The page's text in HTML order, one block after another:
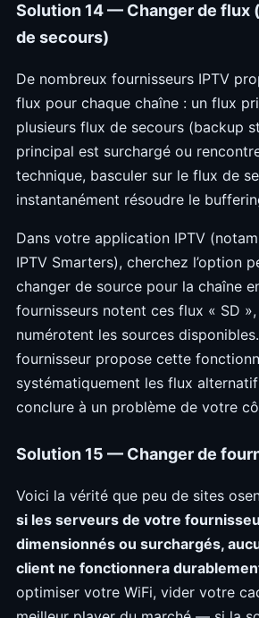
Solution 14 — Changer de flux
de secours)
De nombreux fournisseurs IPTV
flux pour chaque chaîne : un flux
plusieurs flux de secours (backup
principal est surchargé ou
technique, basculer sur le flux de
instantanément résoudre le
Dans votre application IPTV
IPTV Smarters), cherchez l’option
changer de source pour la chaîne
fournisseurs notent ces flux « SD
numérotent les sources
fournisseur propose cette
systématiquement les flux
conclure à un problème de votre
Solution 15 — Changer de
Voici la vérité que peu de sites
si les serveurs de votre
dimensionnés ou surchargés,
client ne fonctionnera
optimiser votre WiFi, vider votre